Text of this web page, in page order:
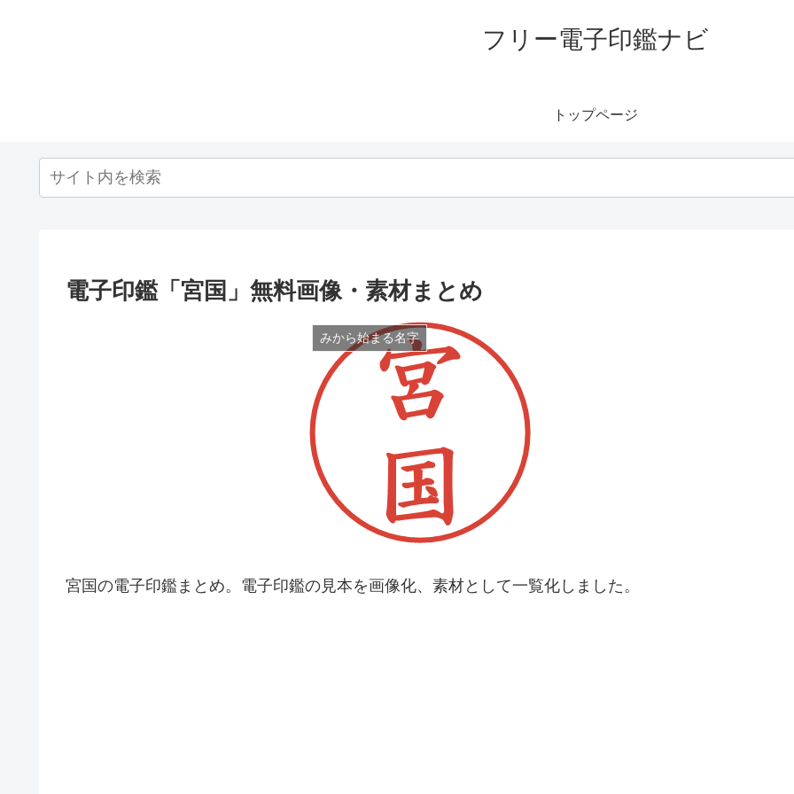
フリー電子印鑑ナビ
トップページ
電子印鑑「宮国」無料画像・素材まとめ
みから始まる名字
宮国の電子印鑑まとめ。電子印鑑の見本を画像化、素材として一覧化しました。